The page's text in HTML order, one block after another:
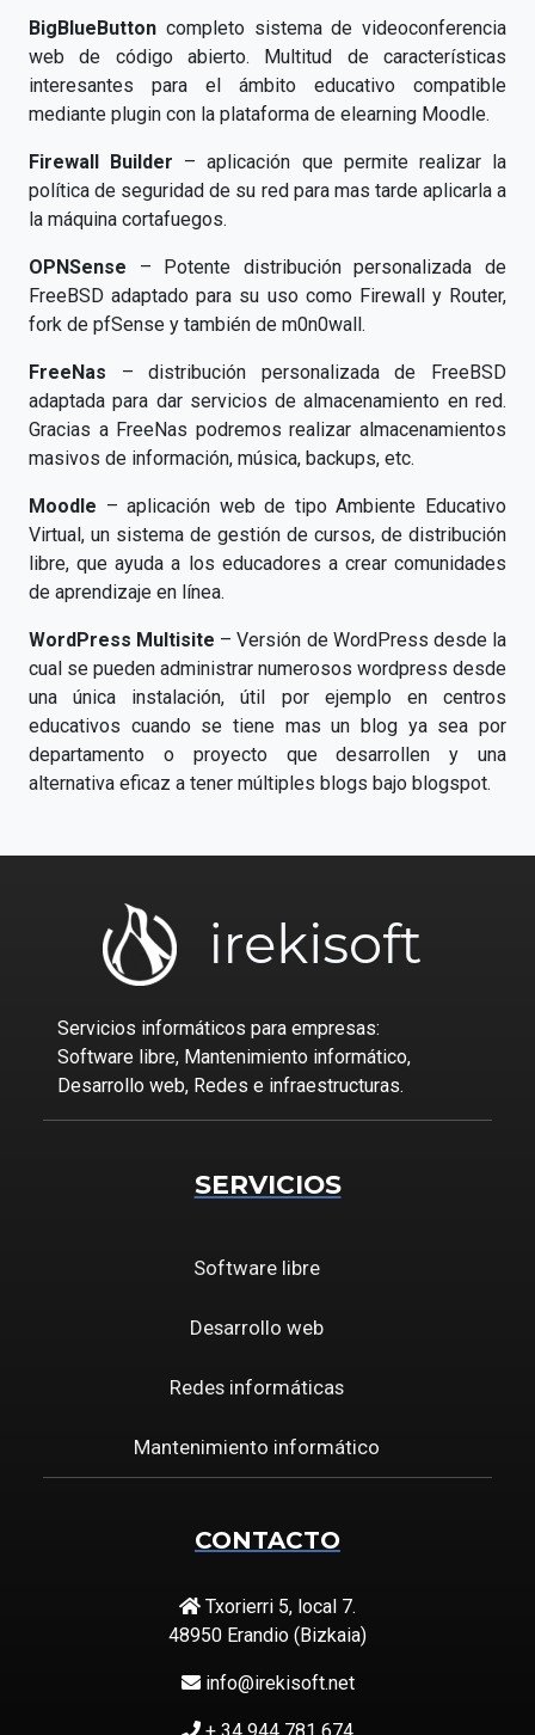
BigBlueButton completo sistema de videoconferencia
web de código abierto. Multitud de características
interesantes para el ámbito educativo compatible
mediante plugin con la plataforma de elearning Moodle.
Firewall Builder – aplicación que permite realizar la
política de seguridad de su red para mas tarde aplicarla a
la máquina cortafuegos.
OPNSense – Potente distribución personalizada de
FreeBSD adaptado para su uso como Firewall y Router,
fork de pfSense y también de m0n0wall.
FreeNas – distribución personalizada de FreeBSD
adaptada para dar servicios de almacenamiento en red.
Gracias a FreeNas podremos realizar almacenamientos
masivos de información, música, backups, etc.
Moodle – aplicación web de tipo Ambiente Educativo
Virtual, un sistema de gestión de cursos, de distribución
libre, que ayuda a los educadores a crear comunidades
de aprendizaje en línea.
WordPress Multisite – Versión de WordPress desde la
cual se pueden administrar numerosos wordpress desde
una única instalación, útil por ejemplo en centros
educativos cuando se tiene mas un blog ya sea por
departamento o proyecto que desarrollen y una
alternativa eficaz a tener múltiples blogs bajo blogspot.
Servicios informáticos para empresas:
Software libre, Mantenimiento informático,
Desarrollo web, Redes e infraestructuras.
SERVICIOS
Software libre
Desarrollo web
Redes informáticas
Mantenimiento informático
CONTACTO
Txorierri 5, local 7.
48950 Erandio (Bizkaia)
info@irekisoft.net